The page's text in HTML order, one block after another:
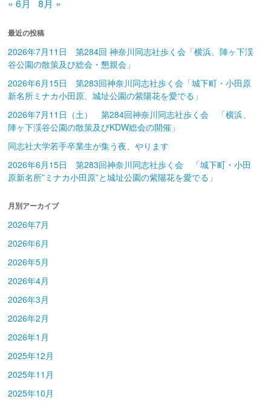
« 6月 8月 »
最近の投稿
2026年7月11日 第284回 神奈川同志社歩く会「横浜、陣ヶ下渓
谷公園の散策及び総会・懇親会」
2026年6月15日 第283回神奈川同志社歩く会「城下町・小田原
新名所ミナカ小田原、城址公園の紫陽花を愛でる」
2026年7月11日（土） 第284回神奈川同志社歩く会 「横浜、
陣ヶ下渓谷公園の散策及びKDW総会の開催」
同志社大学若手卒業生が集う夜、やります
2026年6月15日 第283回神奈川同志社歩く会 「城下町・小田
原新名所”ミナカ小田原”と城址公園の紫陽花を愛でる」
月別アーカイブ
2026年7月
2026年6月
2026年5月
2026年4月
2026年3月
2026年2月
2026年1月
2025年12月
2025年11月
2025年10月